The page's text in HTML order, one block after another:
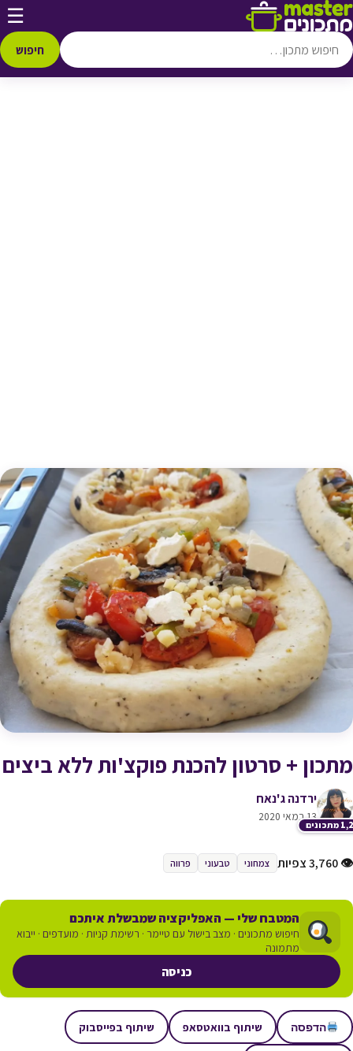
דלג לתוכן ☰
חיפוש
מתכון + סרטון להכנת פוקצ'ות ללא ביצים
ירדנה ג'נאח
13 במאי 2020
♥ הוספה
👁 3,760 צפיות צמחוני טבעוני פרווה
המטבח שלי — האפליקציה שמבשלת איתכם
חיפוש מתכונים · מצב בישול עם טיימר · רשימת קניות · מועדפים · ייבוא
מתמונה
כניסה
הדפסה שיתוף בוואטסאפ שיתוף בפייסבוק